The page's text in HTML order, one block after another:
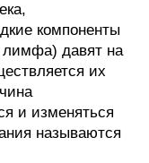
компоненты
лимфа) давят на
их
и изменяться
называются